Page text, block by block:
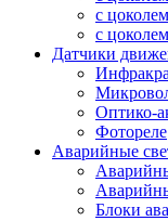
с
с
Датчики
Оптико-
Фотореле
Аварийные
Блоки